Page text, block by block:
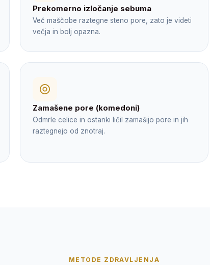
Prekomerno izločanje sebuma
Več maščobe raztegne steno pore, zato je videti
večja in bolj opazna.
Zamašene pore (komedoni)
Odmrle celice in ostanki ličil zamašijo pore in jih
raztegnejo od znotraj.
METODE ZDRAVLJENJA